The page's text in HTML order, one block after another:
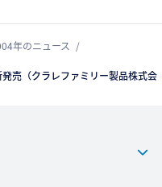
年のニュース
売（クラレファミリー製品株式会